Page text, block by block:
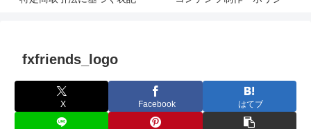
fxfriends_logo
X Facebook はてブ